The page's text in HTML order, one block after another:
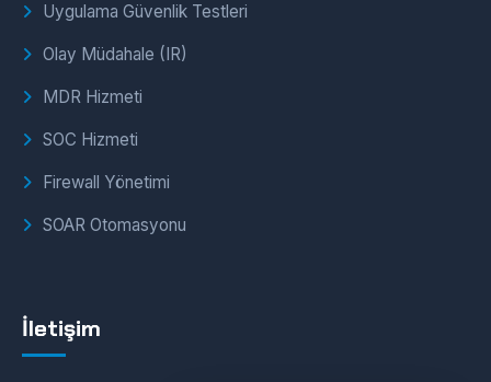
Uygulama Güvenlik Testleri
Olay Müdahale (IR)
MDR Hizmeti
SOC Hizmeti
Firewall Yönetimi
SOAR Otomasyonu
İletişim